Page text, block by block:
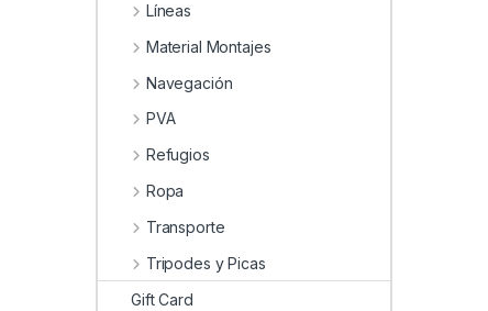
Líneas
Material Montajes
Navegación
PVA
Refugios
Ropa
Transporte
Tripodes y Picas
Gift Card